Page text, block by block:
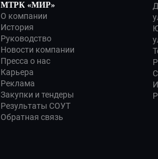
МТРК «МИР»
О компании
История
Руководство
Новости компании
Пресса о нас
Карьера
Реклама
Закупки и тендеры
Результаты СОУТ
Обратная связь